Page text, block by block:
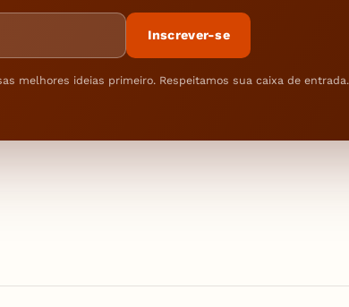
Inscrever-se
melhores ideias primeiro. Respeitamos sua caixa de entrada.